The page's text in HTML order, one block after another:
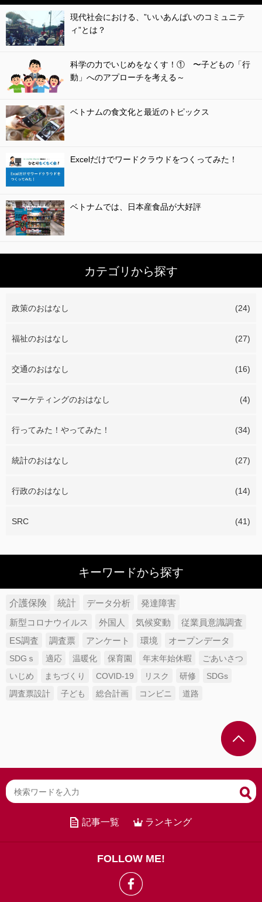
現代社会における、”いいあんばいのコミュニテ
ィ”とは？
科学の力でいじめをなくす！① 〜子どもの「行
動」へのアプローチを考える～
ベトナムの食文化と最近のトピックス
Excelだけでワードクラウドをつくってみた！
ベトナムでは、日本産食品が大好評
カテゴリから探す
政策のおはなし (24)
福祉のおはなし (27)
交通のおはなし (16)
マーケティングのおはなし (4)
行ってみた！やってみた！ (34)
統計のおはなし (27)
行政のおはなし (14)
SRC (41)
キーワードから探す
介護保険 統計 データ分析
発達障害
新型コロナウイルス
外国人 気候変動
従業員意識調査
ES調査
調査票 アンケート 環境
オープンデータ
SDGｓ
適応 温暖化 保育園 年末年始休暇
ごあいさつ
いじめ
まちづくり COVID-19 リスク 研修
SDGs
調査票設計
子ども 総合計画 コンビニ 道路
記事一覧 ランキング
FOLLOW ME!